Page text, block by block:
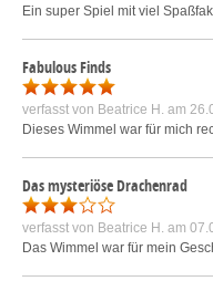
Ein super Spiel mit viel
Fabulous Finds
verfasst von Beatrice H. am
Dieses Wimmel war für mich
Das mysteriöse Drachenrad
verfasst von Beatrice H. am
Das Wimmel war für mein